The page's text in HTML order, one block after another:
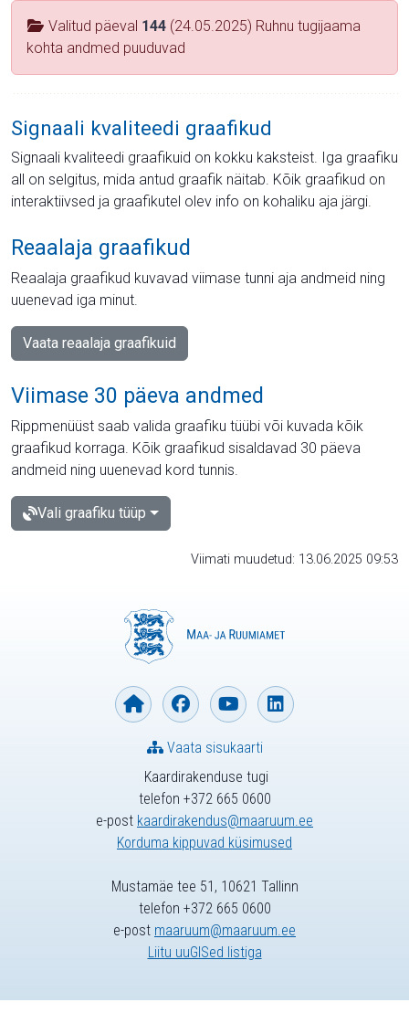
Valitud päeval 144 (24.05.2025) Ruhnu tugijaama
kohta andmed puuduvad
Signaali kvaliteedi graafikud
Signaali kvaliteedi graafikuid on kokku kaksteist. Iga graafiku
all on selgitus, mida antud graafik näitab. Kõik graafikud on
interaktiivsed ja graafikutel olev info on kohaliku aja järgi.
Reaalaja graafikud
Reaalaja graafikud kuvavad viimase tunni aja andmeid ning
uuenevad iga minut.
Vaata reaalaja graafikuid
Viimase 30 päeva andmed
Rippmenüüst saab valida graafiku tüübi või kuvada kõik
graafikud korraga. Kõik graafikud sisaldavad 30 päeva
andmeid ning uuenevad kord tunnis.
Vali graafiku tüüp
Viimati muudetud: 13.06.2025 09:53
Kaardirakenduse tugi
telefon +372 665 0600
e-post kaardirakendus@maaruum.ee
Korduma kippuvad küsimused
Vaata sisukaarti
Mustamäe tee 51, 10621 Tallinn
telefon +372 665 0600
e-post maaruum@maaruum.ee
Liitu uuGISed listiga